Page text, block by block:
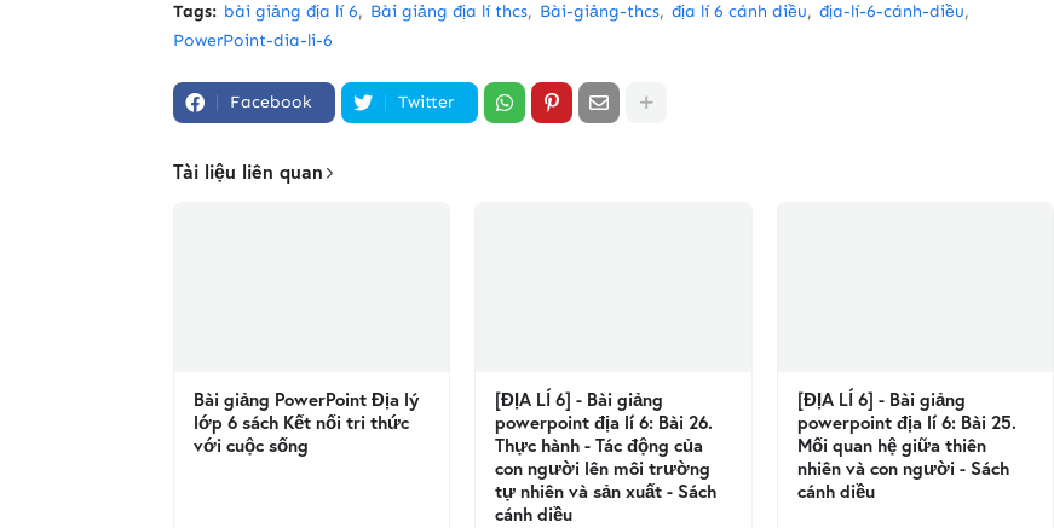
Tags: bài giảng địa lí 6 Bài giảng địa lí thcs Bài-giảng-thcs địa lí 6 cánh diều
địa-lí-6-cánh-diều
PowerPoint-dia-li-6
Facebook Twitter
Tài liệu liên quan
Bài giảng PowerPoint Địa lý
lớp 6 sách Kết nối tri thức
với cuộc sống
[ĐỊA LÍ 6] - Bài giảng
powerpoint địa lí 6: Bài 26.
Thực hành - Tác động của
con người lên môi trường
tự nhiên và sản xuất - Sách
cánh diều
[ĐỊA LÍ 6] - Bài giảng
powerpoint địa lí 6: Bài 25.
Mối quan hệ giữa thiên
nhiên và con người - Sách
cánh diều